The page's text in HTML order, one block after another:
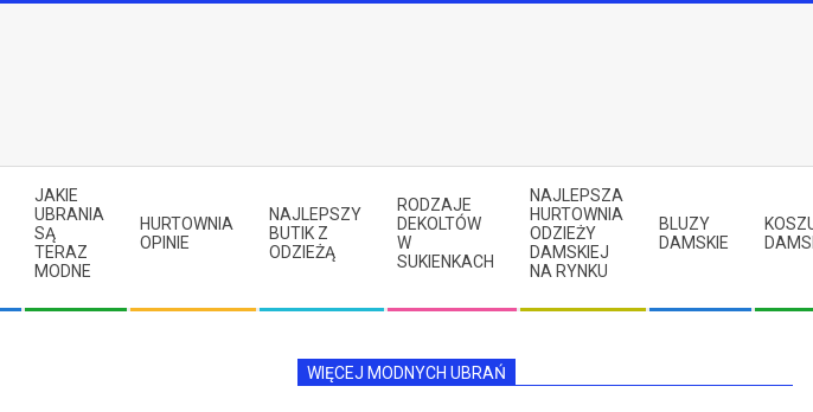
JAKIE
UBRANIA
SĄ
TERAZ
MODNE
HURTOWNIA
OPINIE
NAJLEPSZY
BUTIK Z
ODZIEŻĄ
RODZAJE
DEKOLTÓW
W
SUKIENKACH
NAJLEPSZA
HURTOWNIA
ODZIEŻY
DAMSKIEJ
NA RYNKU
BLUZY
DAMSKIE
WIĘCEJ MODNYCH UBRAŃ